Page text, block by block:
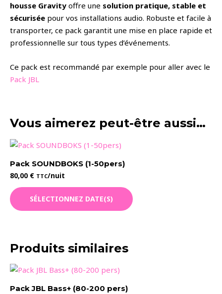
housse Gravity offre une solution pratique, stable et
sécurisée pour vos installations audio. Robuste et facile à
transporter, ce pack garantit une mise en place rapide et
professionnelle sur tous types d’événements.
Ce pack est recommandé par exemple pour aller avec le
Pack JBL
Vous aimerez peut-être aussi…
Pack SOUNDBOKS (1-50pers)
80,00 € TTC/nuit
SÉLECTIONNEZ DATE(S)
Produits similaires
Pack JBL Bass+ (80-200 pers)